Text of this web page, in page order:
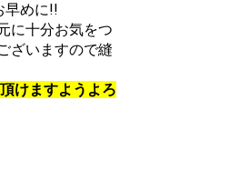
早めに!!
に十分お気をつ
ざいますので縫
けますようよろ